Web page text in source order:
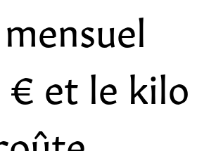
€ et le kilo